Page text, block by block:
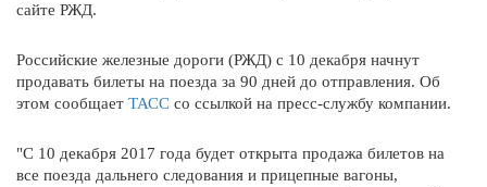
сайте РЖД.
Российские железные дороги (РЖД) с 10 декабря начнут
продавать билеты на поезда за 90 дней до отправления. Об
этом сообщает ТАСС со ссылкой на пресс-службу компании.
"С 10 декабря 2017 года будет открыта продажа билетов на
все поезда дальнего следования и прицепные вагоны,